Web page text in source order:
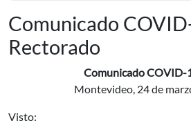
Comunicado
Rectorado
Comunicado COVID-
Montevideo, 24 de
Visto: